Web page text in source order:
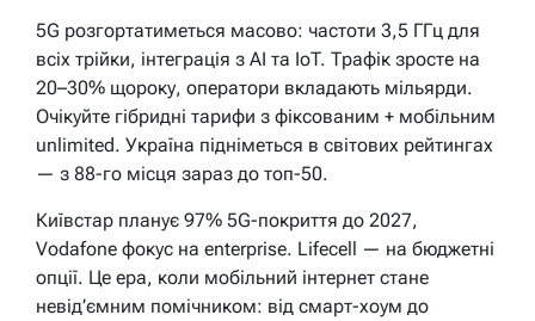
5G розгортатиметься масово: частоти 3,5 ГГц для
всіх трійки, інтеграція з AI та IoT. Трафік зросте на
20–30% щороку, оператори вкладають мільярди.
Очікуйте гібридні тарифи з фіксованим + мобільним
unlimited. Україна підніметься в світових рейтингах
— з 88-го місця зараз до топ-50.
Київстар планує 97% 5G-покриття до 2027,
Vodafone фокус на enterprise. Lifecell — на бюджетні
опції. Це ера, коли мобільний інтернет стане
невід’ємним помічником: від смарт-хоум до